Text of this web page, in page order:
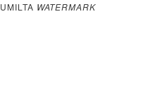
WATERMARK